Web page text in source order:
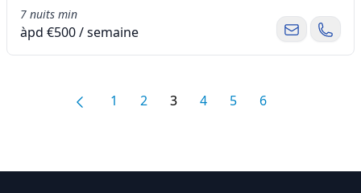
7 nuits min
àpd €500 / semaine
1 2 3 4 5 6